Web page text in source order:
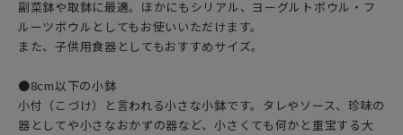
副菜鉢や取鉢に最適。ほかにもシリアル、ヨーグルトボウル・フ
ルーツボウルとしてもお使いいただけます。
また、子供用食器としてもおすすめサイズ。
●8cm以下の小鉢
小付（こづけ）と言われる小さな小鉢です。タレやソース、珍味の
器としてや小さなおかずの器など、小さくても何かと重宝する大